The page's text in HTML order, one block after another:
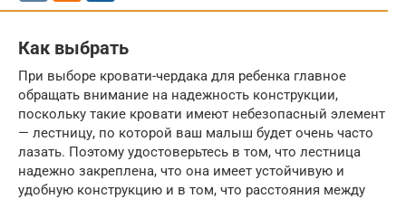
Как выбрать
При выборе кровати-чердака для ребенка главное
обращать внимание на надежность конструкции,
поскольку такие кровати имеют небезопасный элемент
— лестницу, по которой ваш малыш будет очень часто
лазать. Поэтому удостоверьтесь в том, что лестница
надежно закреплена, что она имеет устойчивую и
удобную конструкцию и в том, что расстояния между